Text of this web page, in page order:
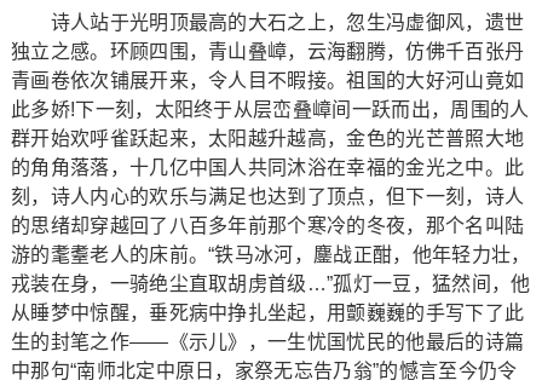
诗人站于光明顶最高的大石之上，忽生冯虚御风，遗世
独立之感。环顾四围，青山叠嶂，云海翻腾，仿佛千百张丹
青画卷依次铺展开来，令人目不暇接。祖国的大好河山竟如
此多娇!下一刻，太阳终于从层峦叠嶂间一跃而出，周围的人
群开始欢呼雀跃起来，太阳越升越高，金色的光芒普照大地
的角角落落，十几亿中国人共同沐浴在幸福的金光之中。此
刻，诗人内心的欢乐与满足也达到了顶点，但下一刻，诗人
的思绪却穿越回了八百多年前那个寒冷的冬夜，那个名叫陆
游的耄耋老人的床前。“铁马冰河，鏖战正酣，他年轻力壮，
戎装在身，一骑绝尘直取胡虏首级…”孤灯一豆，猛然间，他
从睡梦中惊醒，垂死病中挣扎坐起，用颤巍巍的手写下了此
生的封笔之作——《示儿》，一生忧国忧民的他最后的诗篇
中那句“南师北定中原日，家祭无忘告乃翁”的憾言至今仍令